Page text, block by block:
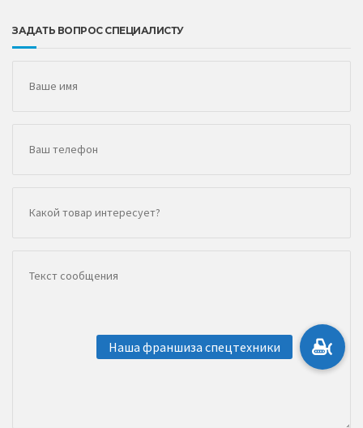
ЗАДАТЬ ВОПРОС СПЕЦИАЛИСТУ